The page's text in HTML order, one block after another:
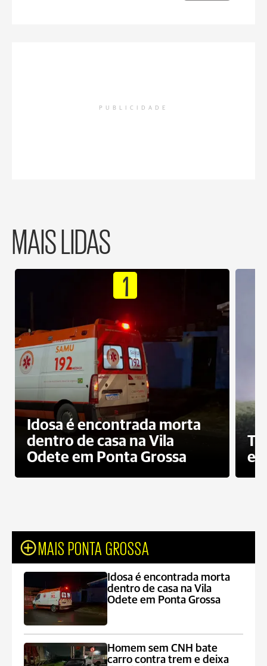
PUBLICIDADE
MAIS LIDAS
1
Idosa é encontrada morta
dentro de casa na Vila
Odete em Ponta Grossa
e
MAIS PONTA GROSSA
Idosa é encontrada morta
dentro de casa na Vila
Odete em Ponta Grossa
Homem sem CNH bate
carro contra trem e deixa